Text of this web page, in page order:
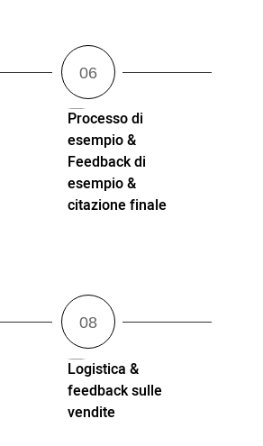
Processo di
esempio &
Feedback di
esempio &
citazione finale
Logistica &
feedback sulle
vendite